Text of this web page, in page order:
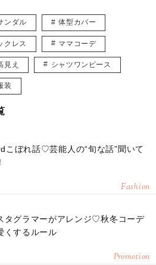
ンダル 体型カバー
クレス ママコーデ
見え シャツワンピース
装
こぼれ話♡芸能人の“旬な話”聞いて
Fashion
タグラマーがアレンジ♡秋冬コーデ
くするルール
Promotion